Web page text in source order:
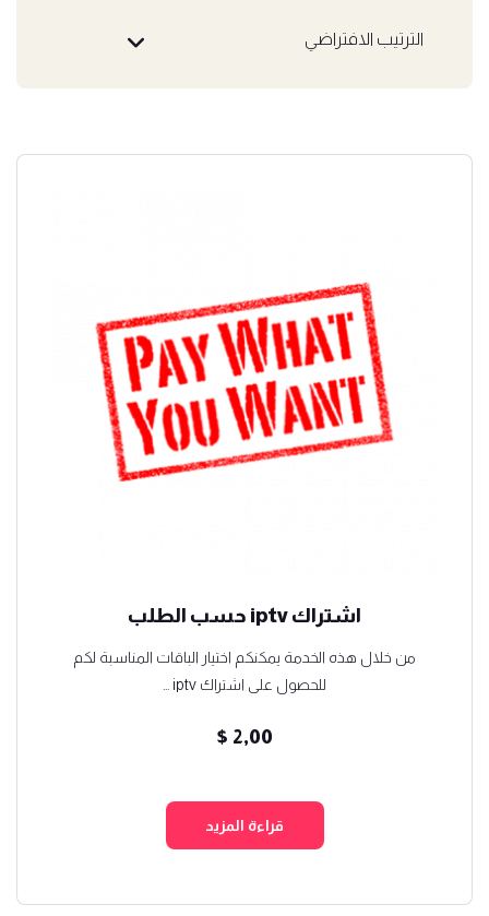
اشتراك iptv حسب الطلب
من خلال هذه الخدمة يمكنكم اختيار الباقات المناسبة لكم
للحصول على اشتراك iptv ...
$ 2,00
قراءة المزيد